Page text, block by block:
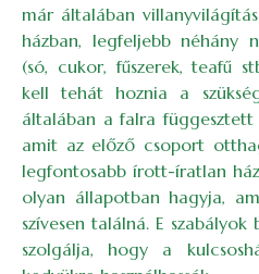
már általában
házban, legfeljebb néhány
(só, cukor, fűszerek, teafű
kell tehát hoznia a
általában a falra
amit az előző csoport
legfontosabb írott-íratlan
olyan állapotban hagyja,
szívesen találná. E
szolgálja, hogy a